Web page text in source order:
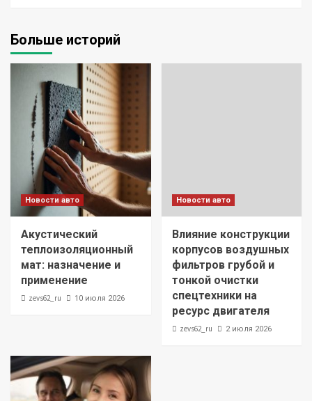
Больше историй
Новости авто
Акустический
теплоизоляционный
мат: назначение и
применение
zevs62_ru 10 июля 2026
Новости авто
Влияние конструкции
корпусов воздушных
фильтров грубой и
тонкой очистки
спецтехники на
ресурс двигателя
zevs62_ru 2 июля 2026